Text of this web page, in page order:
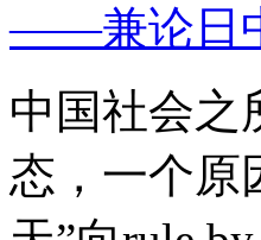
——兼论日
中国社会之
态，一个原